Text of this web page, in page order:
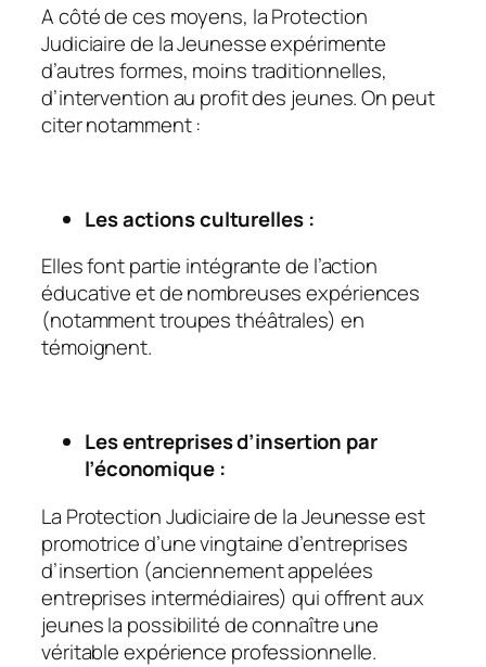
A côté de ces moyens, la Protection
Judiciaire de la Jeunesse expérimente
d’autres formes, moins traditionnelles,
d’intervention au profit des jeunes. On peut
citer notamment :
Les actions culturelles :
Elles font partie intégrante de l’action
éducative et de nombreuses expériences
(notamment troupes théâtrales) en
témoignent.
Les entreprises d’insertion par
l’économique :
La Protection Judiciaire de la Jeunesse est
promotrice d’une vingtaine d’entreprises
d’insertion (anciennement appelées
entreprises intermédiaires) qui offrent aux
jeunes la possibilité de connaître une
véritable expérience professionnelle.